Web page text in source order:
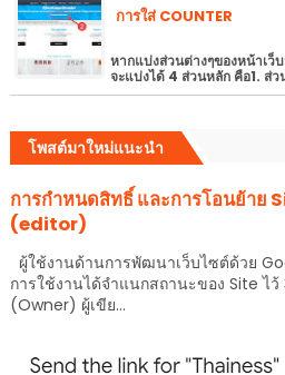
การใส่ COUNTER
หากแบ่งส่วนต่างๆของหน้าเว็
จะแบ่งได้ 4 ส่วนหลัก คือ1. ส่
โพสต์มาใหม่แนะนำ
การกำหนดสิทธิ์ และการโอนย้าย
(editor)
ผู้ใช้งานด้านการพัฒนาเว็บไซต์ด้วย
การใช้งานได้จำแนกสถานะของ Site ไว้
(Owner) ผู้เขีย...